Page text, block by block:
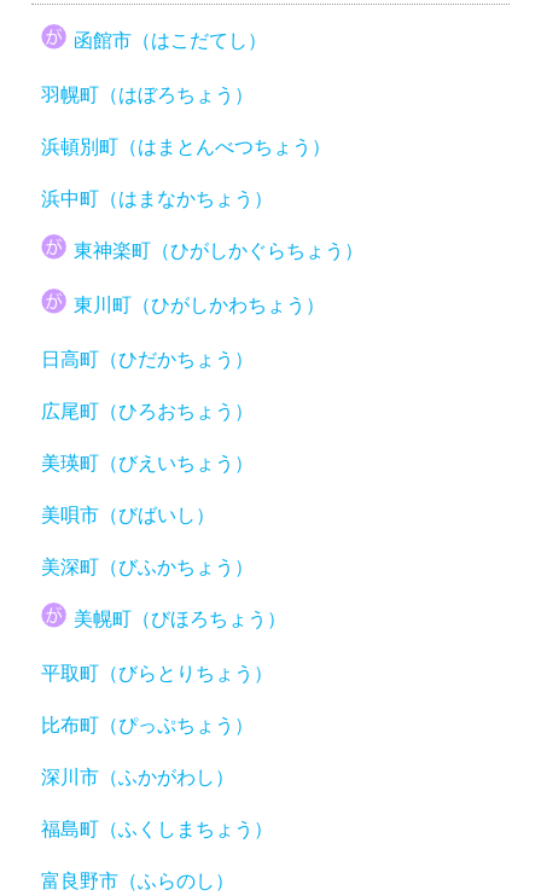
函館市（はこだてし）
羽幌町（はぼろちょう）
浜頓別町（はまとんべつちょう）
浜中町（はまなかちょう）
東神楽町（ひがしかぐらちょう）
東川町（ひがしかわちょう）
日高町（ひだかちょう）
広尾町（ひろおちょう）
美瑛町（びえいちょう）
美唄市（びばいし）
美深町（びふかちょう）
美幌町（びほろちょう）
平取町（びらとりちょう）
比布町（ぴっぷちょう）
深川市（ふかがわし）
福島町（ふくしまちょう）
富良野市（ふらのし）